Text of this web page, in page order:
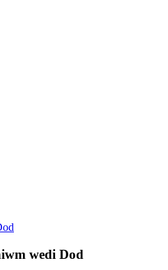
wedi Dod